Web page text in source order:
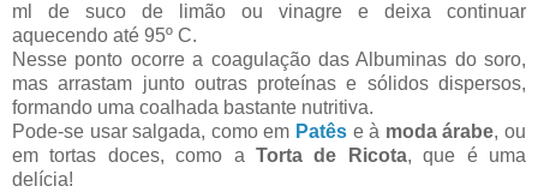
ml de suco de limão ou vinagre e deixa continuar
aquecendo até 95º C.
Nesse ponto ocorre a coagulação das Albuminas do soro,
mas arrastam junto outras proteínas e sólidos dispersos,
formando uma coalhada bastante nutritiva.
Pode-se usar salgada, como em Patês e à moda árabe, ou
em tortas doces, como a Torta de Ricota, que é uma
delícia!